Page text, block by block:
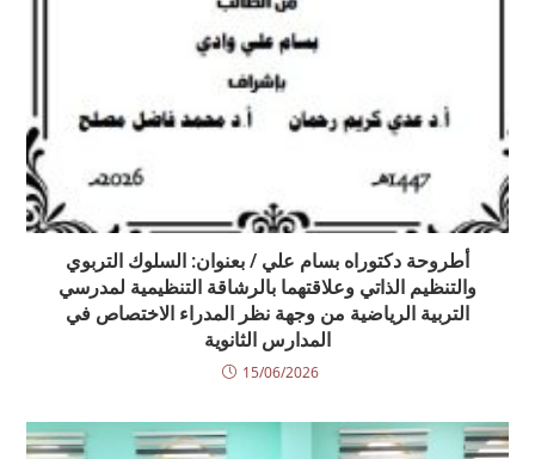
أطروحة دكتوراه بسام علي / بعنوان: السلوك التربوي
والتنظيم الذاتي وعلاقتهما بالرشاقة التنظيمية لمدرسي
التربية الرياضية من وجهة نظر المدراء الاختصاص في
المدارس الثانوية
15/06/2026